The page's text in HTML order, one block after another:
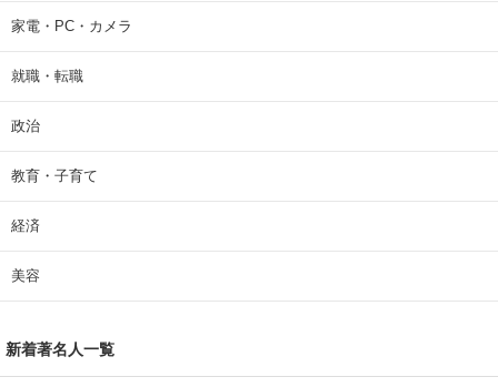
家電・PC・カメラ
就職・転職
政治
教育・子育て
経済
美容
新着著名人一覧